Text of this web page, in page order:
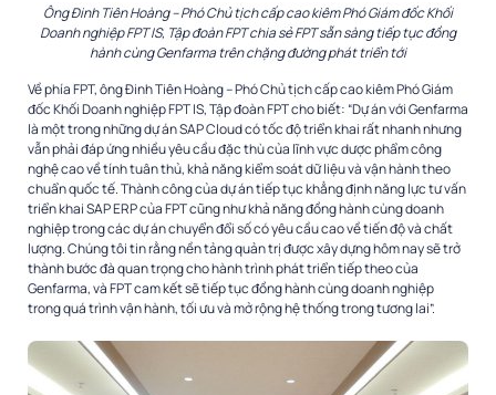
Ông Đinh Tiên Hoàng – Phó Chủ tịch cấp cao kiêm Phó Giám đốc Khối
Doanh nghiệp FPT IS, Tập đoàn FPT chia sẻ FPT sẵn sàng tiếp tục đồng
hành cùng Genfarma trên chặng đường phát triển tới
Về phía FPT, ông Đinh Tiên Hoàng – Phó Chủ tịch cấp cao kiêm Phó Giám
đốc Khối Doanh nghiệp FPT IS, Tập đoàn FPT cho biết: “Dự án với Genfarma
là một trong những dự án SAP Cloud có tốc độ triển khai rất nhanh nhưng
vẫn phải đáp ứng nhiều yêu cầu đặc thù của lĩnh vực dược phẩm công
nghệ cao về tính tuân thủ, khả năng kiểm soát dữ liệu và vận hành theo
chuẩn quốc tế. Thành công của dự án tiếp tục khẳng định năng lực tư vấn
triển khai SAP ERP của FPT cũng như khả năng đồng hành cùng doanh
nghiệp trong các dự án chuyển đổi số có yêu cầu cao về tiến độ và chất
lượng. Chúng tôi tin rằng nền tảng quản trị được xây dựng hôm nay sẽ trở
thành bước đà quan trọng cho hành trình phát triển tiếp theo của
Genfarma, và FPT cam kết sẽ tiếp tục đồng hành cùng doanh nghiệp
trong quá trình vận hành, tối ưu và mở rộng hệ thống trong tương lai”.